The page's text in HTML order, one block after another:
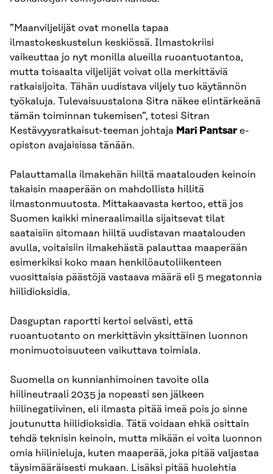
”Maanviljelijät ovat monella tapaa
ilmastokeskustelun keskiössä. Ilmastokriisi
vaikeuttaa jo nyt monilla alueilla ruoantuotantoa,
mutta toisaalta viljelijät voivat olla merkittäviä
ratkaisijoita. Tähän uudistava viljely tuo käytännön
työkaluja. Tulevaisuustalona Sitra näkee elintärkeänä
tämän toiminnan tukemisen”, totesi Sitran
Kestävyysratkaisut-teeman johtaja Mari Pantsar e-
opiston avajaisissa tänään.
Palauttamalla ilmakehän hiiltä maatalouden keinoin
takaisin maaperään on mahdollista hillitä
ilmastonmuutosta. Mittakaavasta kertoo, että jos
Suomen kaikki mineraalimailla sijaitsevat tilat
saataisiin sitomaan hiiltä uudistavan maatalouden
avulla, voitaisiin ilmakehästä palauttaa maaperään
esimerkiksi koko maan henkilöautoliikenteen
vuosittaisia päästöjä vastaava määrä eli 5 megatonnia
hiilidioksidia.
Dasguptan raportti kertoi selvästi, että
ruoantuotanto on merkittävin yksittäinen luonnon
monimuotoisuuteen vaikuttava toimiala.
Suomella on kunnianhimoinen tavoite olla
hiilineutraali 2035 ja nopeasti sen jälkeen
hiilinegatiivinen, eli ilmasta pitää imeä pois jo sinne
joutunutta hiilidioksidia. Tätä voidaan ehkä osittain
tehdä teknisin keinoin, mutta mikään ei voita luonnon
omia hiilinieluja, kuten maaperää, joka pitää valjastaa
täysimääräisesti mukaan. Lisäksi pitää huolehtia